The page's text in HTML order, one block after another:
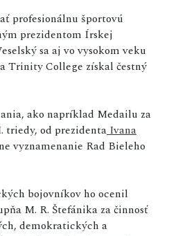
profesionálnu športovú
prezidentom Írskej
sa aj vo vysokom veku
Trinity College získal čestný
ako napríklad Medailu za
triedy, od prezidenta Ivana
vyznamenanie Rad Bieleho
bojovníkov ho ocenil
M. R. Štefánika za činnosť
demokratických a